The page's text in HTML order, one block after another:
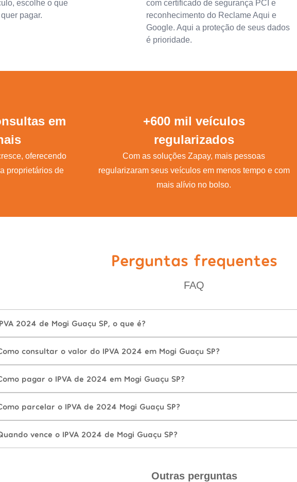
escolhe o que
pagar.
com certificado de segurança PCI e
reconhecimento do Reclame Aqui e
Google. Aqui a proteção de seus dados
é prioridade.
em
oferecendo
proprietários de
+600 mil veículos
regularizados
Com as soluções Zapay, mais pessoas
regularizaram seus veículos em menos tempo e com
mais alívio no bolso.
Perguntas frequentes
FAQ
2024 de Mogi Guaçu SP, o que é?
consultar o valor do IPVA 2024 em Mogi Guaçu SP?
pagar o IPVA de 2024 em Mogi Guaçu SP?
parcelar o IPVA de 2024 Mogi Guaçu SP?
vence o IPVA 2024 de Mogi Guaçu SP?
Outras perguntas